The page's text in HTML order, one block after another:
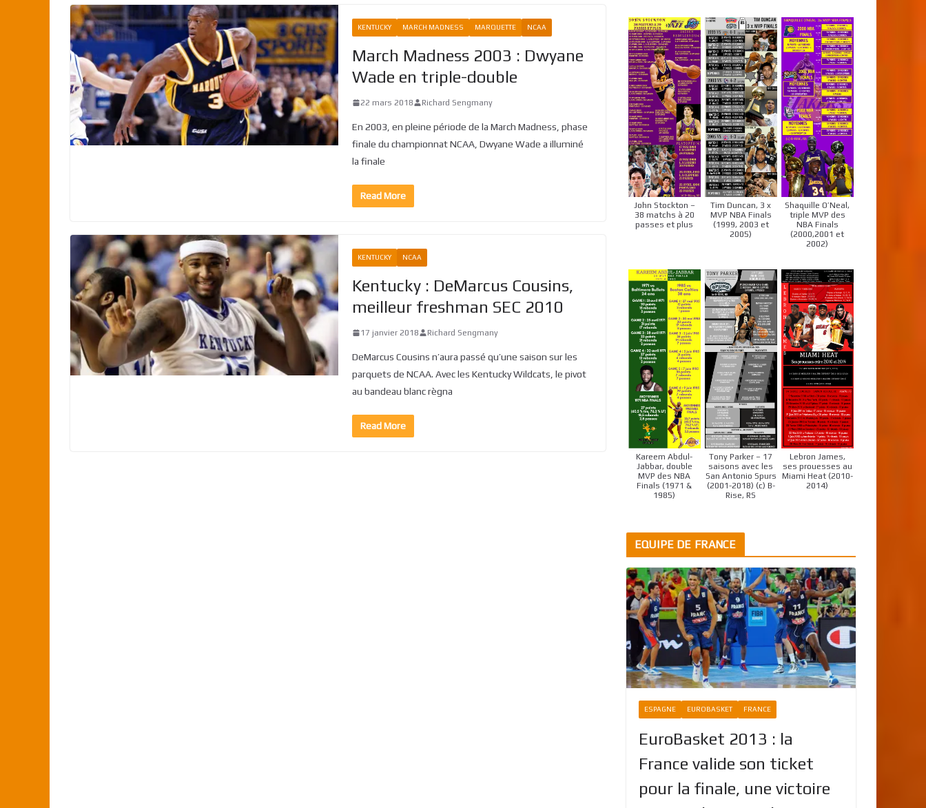
KENTUCKY MARCH MADNESS MARQUETTE NCAA
March Madness 2003 : Dwyane
Wade en triple-double
22 mars 2018 Richard Sengmany
En 2003, en pleine période de la March Madness, phase
finale du championnat NCAA, Dwyane Wade a illuminé
la finale
Read More
KENTUCKY NCAA
Kentucky : DeMarcus Cousins,
meilleur freshman SEC 2010
17 janvier 2018 Richard Sengmany
DeMarcus Cousins n’aura passé qu’une saison sur les
parquets de NCAA. Avec les Kentucky Wildcats, le pivot
au bandeau blanc règna
Read More
John Stockton –
38 matchs à 20
passes et plus
Tim Duncan, 3 x
MVP NBA Finals
(1999, 2003 et
2005)
Shaquille O’Neal,
triple MVP des
NBA Finals
(2000,2001 et
2002)
Kareem Abdul-
Jabbar, double
MVP des NBA
Finals (1971 &
1985)
Tony Parker – 17
saisons avec les
San Antonio Spurs
(2001-2018) (c) B-
Rise, RS
Lebron James,
ses prouesses au
Miami Heat (2010-
2014)
EQUIPE DE FRANCE
ESPAGNE EUROBASKET FRANCE
EuroBasket 2013 : la
France valide son ticket
pour la finale, une victoire